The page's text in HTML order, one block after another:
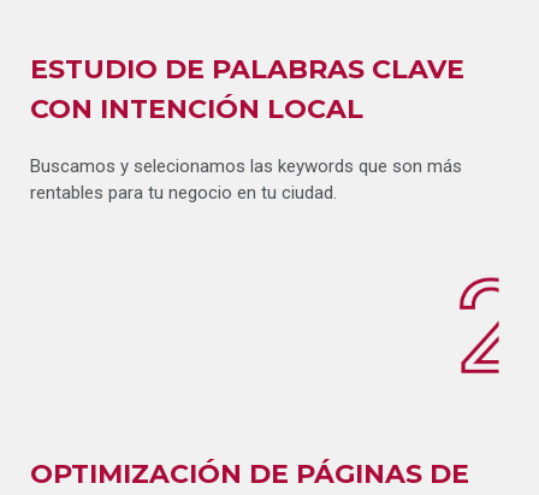
ESTUDIO DE PALABRAS CLAVE
CON INTENCIÓN LOCAL
Buscamos y selecionamos las keywords que son más
rentables para tu negocio en tu ciudad.
OPTIMIZACIÓN DE PÁGINAS DE